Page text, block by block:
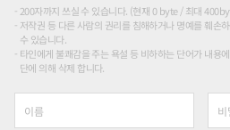
200자까지 쓰실 수 있습니다. (현재 0 byte / 최대
저작권 등 다른 사람의 권리를 침해하거나 명예를 훼손
수 있습니다.
타인에게 불쾌감을 주는 욕설 등 비하하는 단어가 내용
단에 의해 삭제 합니다.